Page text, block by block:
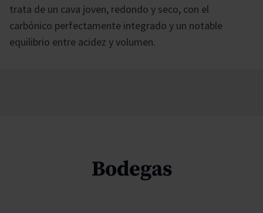
trata de un cava joven, redondo y seco, con el
carbónico perfectamente integrado y un notable
equilibrio entre acidez y volumen.
Bodegas